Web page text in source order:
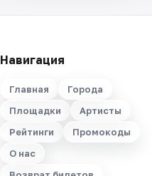
Навигация
Главная
Города
Площадки
Артисты
Рейтинги
Промокоды
О нас